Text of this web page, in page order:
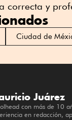
correcta y
Ciudad de
Juárez
con más de 10
en redacción,